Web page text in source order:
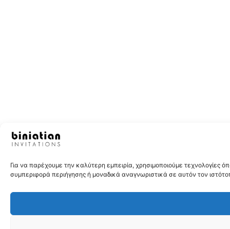
Για να παρέχουμε την καλύτερη εμπειρία, χρησιμοποιούμε
συμπεριφορά περιήγησης ή μοναδικά αναγνωριστικά σε αυτόν τον